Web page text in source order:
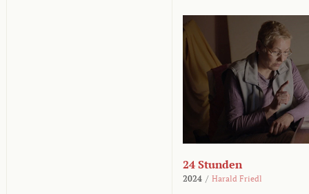
24 Stunden
2024 / Harald Friedl